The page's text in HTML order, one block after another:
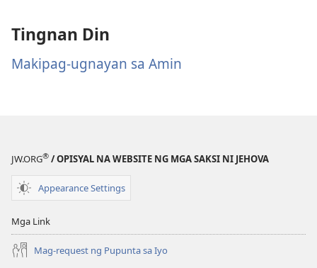
Tingnan Din
Makipag-ugnayan sa Amin
JW.ORG® / OPISYAL NA WEBSITE NG MGA SAKSI NI JEHOVA
Appearance Settings
Mga Link
Mag-request ng Pupunta sa Iyo